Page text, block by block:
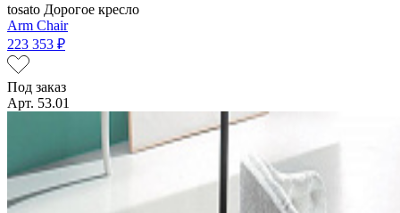
tosato Дорогое кресло
Arm Chair
223 353 ₽
Под заказ
Арт. 53.01